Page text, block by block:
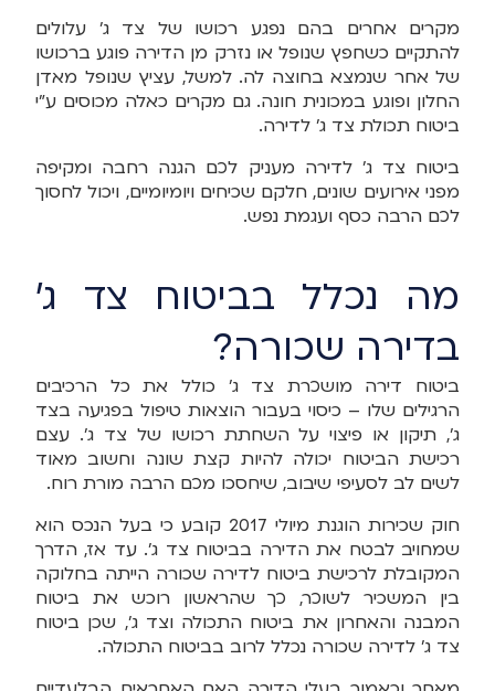
מקרים אחרים בהם נפגע רכושו של צד ג' עלולים
להתקיים כשחפץ שנופל או נזרק מן הדירה פוגע ברכושו
של אחר שנמצא בחוצה לה. למשל, עציץ שנופל מאדן
החלון ופוגע במכונית חונה. גם מקרים כאלה מכוסים ע"י
ביטוח תכולת צד ג' לדירה.
ביטוח צד ג' לדירה מעניק לכם הגנה רחבה ומקיפה
מפני אירועים שונים, חלקם שכיחים ויומיומיים, ויכול לחסוך
לכם הרבה כסף ועגמת נפש.
מה נכלל בביטוח צד ג'
בדירה שכורה?
ביטוח דירה מושכרת צד ג' כולל את כל הרכיבים
הרגילים שלו – כיסוי בעבור הוצאות טיפול בפגיעה בצד
ג', תיקון או פיצוי על השחתת רכושו של צד ג'. עצם
רכישת הביטוח יכולה להיות קצת שונה וחשוב מאוד
לשים לב לסעיפי שיבוב, שיחסכו מכם הרבה מורת רוח.
חוק שכירות הוגנת מיולי 2017 קובע כי בעל הנכס הוא
שמחויב לבטח את הדירה בביטוח צד ג'. עד אז, הדרך
המקובלת לרכישת ביטוח לדירה שכורה הייתה בחלוקה
בין המשכיר לשוכר, כך שהראשון רוכש את ביטוח
המבנה והאחרון את ביטוח התכולה וצד ג', שכן ביטוח
צד ג' לדירה שכורה נכלל לרוב בביטוח התכולה.